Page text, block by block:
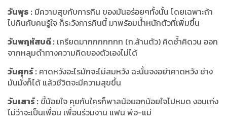
วันพุธ : มีความสุขกับการกิน ของมันอร่อยๆทั้งนั้น โดยเฉพาะถ้า
ไปกินกับคนรู้ใจ ก็ระวังการกินนี้ มาพร้อมน้ำหนักตัวที่เพิ่มขึ้น
วันพฤหัสบดี : เครียดมากกกกกกก (ก.ล้านตัว) คิดซ้ำคิดวน ออก
จากหลุมดำทางความคิดของตัวเองไม่ได้
วันศุกร์ : คาดหวังอะไรมักจะไม่สมหวัง ฉะนั้นจงอย่าคาดหวัง ช่าง
มันมั่งก็ได้ แล้วชีวิตจะมีความสุขขึ้น
วันเสาร์ : ขี้น้อยใจ คุยกับใครก็พาลน้อยอกน้อยใจไปหมด งอนเก่ง
ไม่ว่าจะเป็นเพื่อน เพื่อนร่วมงาน แฟน พ่อ-แม่